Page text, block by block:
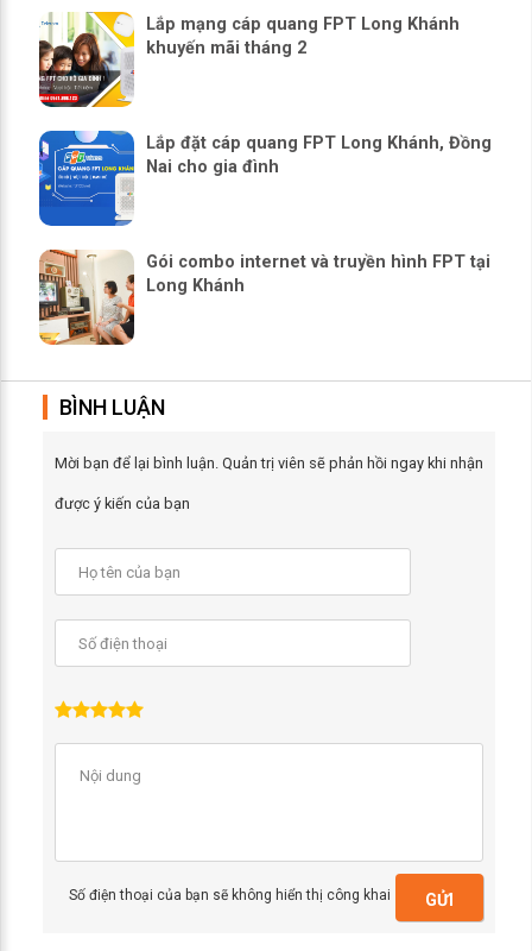
Lắp mạng cáp quang FPT Long Khánh
khuyến mãi tháng 2
Lắp đặt cáp quang FPT Long Khánh, Đồng
Nai cho gia đình
Gói combo internet và truyền hình FPT tại
Long Khánh
BÌNH LUẬN
Mời bạn để lại bình luận. Quản trị viên sẽ phản hồi ngay khi nhận
được ý kiến của bạn
Số điện thoại của bạn sẽ không hiển thị công khai GỬI